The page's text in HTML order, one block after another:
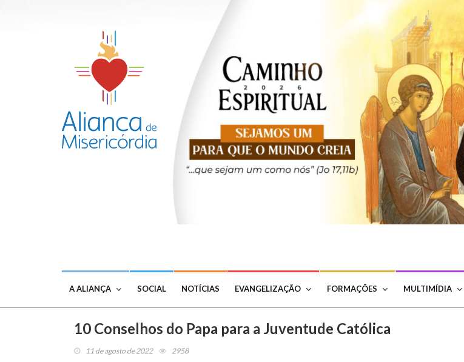
A ALIANÇA SOCIAL NOTÍCIAS EVANGELIZAÇÃO FORMAÇÕES MULTIMÍDIA
10 Conselhos do Papa para a Juventude Católica
11 de agosto de 2022 2958